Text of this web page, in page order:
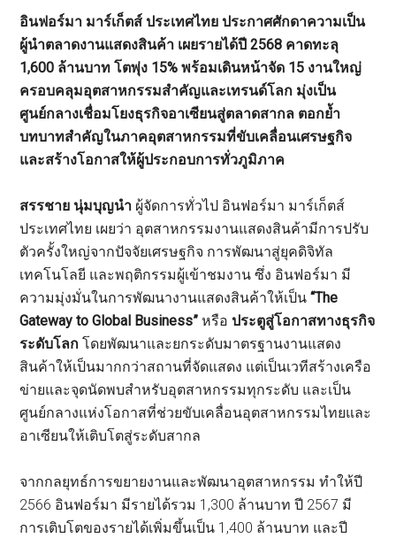
อินฟอร์มา มาร์เก็ตส์ ประเทศไทย ประกาศศักดาความเป็น
ผู้นำตลาดงานแสดงสินค้า เผยรายได้ปี 2568 คาดทะลุ
1,600 ล้านบาท โตพุ่ง 15% พร้อมเดินหน้าจัด 15 งานใหญ่
ครอบคลุมอุตสาหกรรมสำคัญและเทรนด์โลก มุ่งเป็น
ศูนย์กลางเชื่อมโยงธุรกิจอาเซียนสู่ตลาดสากล ตอกย้ำ
บทบาทสำคัญในภาคอุตสาหกรรมที่ขับเคลื่อนเศรษฐกิจ
และสร้างโอกาสให้ผู้ประกอบการทั่วภูมิภาค
สรรชาย นุ่มบุญนำ ผู้จัดการทั่วไป อินฟอร์มา มาร์เก็ตส์
ประเทศไทย เผยว่า อุตสาหกรรมงานแสดงสินค้ามีการปรับ
ตัวครั้งใหญ่จากปัจจัยเศรษฐกิจ การพัฒนาสู่ยุคดิจิทัล
เทคโนโลยี และพฤติกรรมผู้เข้าชมงาน ซึ่ง อินฟอร์มา มี
ความมุ่งมั่นในการพัฒนางานแสดงสินค้าให้เป็น“The
Gateway to Global Business” หรือ ประตูสู่โอกาสทางธุรกิจ
ระดับโลกโดยพัฒนาและยกระดับมาตรฐานงานแสดง
สินค้าให้เป็นมากกว่าสถานที่จัดแสดง แต่เป็นเวทีสร้างเครือ
ข่ายและจุดนัดพบสำหรับอุตสาหกรรมทุกระดับ และเป็น
ศูนย์กลางแห่งโอกาสที่ช่วยขับเคลื่อนอุตสาหกรรมไทยและ
อาเซียนให้เติบโตสู่ระดับสากล
จากกลยุทธ์การขยายงานและพัฒนาอุตสาหกรรม ทำให้ปี
2566 อินฟอร์มา มีรายได้รวม 1,300 ล้านบาท ปี 2567 มี
การเติบโตของรายได้เพิ่มขึ้นเป็น 1,400 ล้านบาท และปี